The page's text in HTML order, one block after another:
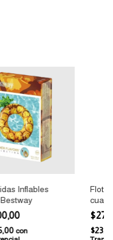
Inflables
con